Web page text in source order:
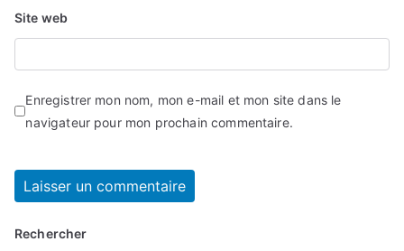
Site web
Enregistrer mon nom, mon e-mail et mon site dans le
navigateur pour mon prochain commentaire.
Rechercher